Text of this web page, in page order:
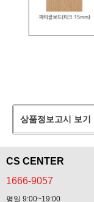
상품정보고시 보기
CS CENTER
1666-9057
평일 9:00~19:00